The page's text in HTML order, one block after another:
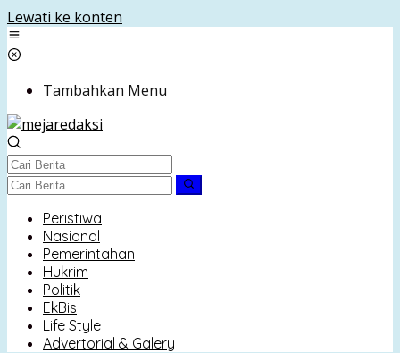
Lewati ke konten
Tambahkan Menu
Peristiwa
Nasional
Pemerintahan
Hukrim
Politik
EkBis
Life Style
Advertorial & Galery